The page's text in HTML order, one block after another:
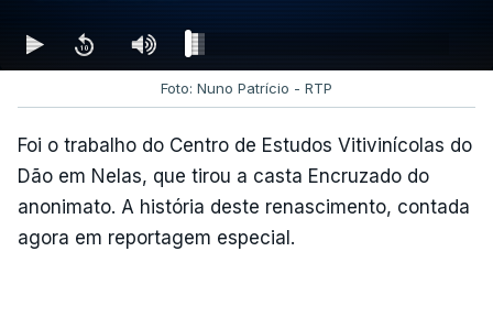
Foto: Nuno Patrício - RTP
Foi o trabalho do Centro de Estudos Vitivinícolas do
Dão em Nelas, que tirou a casta Encruzado do
anonimato. A história deste renascimento, contada
agora em reportagem especial.